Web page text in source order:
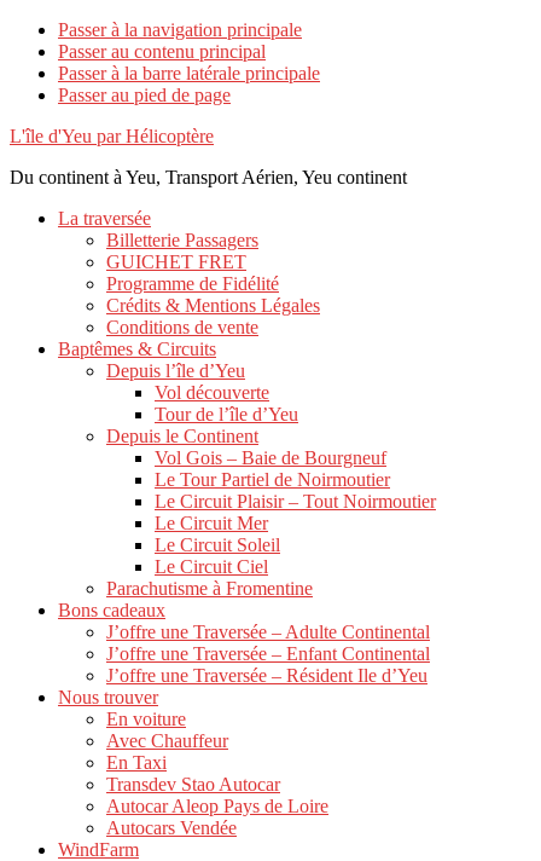
Passer à la navigation principale
Passer au contenu principal
Passer à la barre latérale principale
Passer au pied de page
L'île d'Yeu par Hélicoptère
Du continent à Yeu, Transport Aérien, Yeu continent
La traversée
Billetterie Passagers
GUICHET FRET
Programme de Fidélité
Crédits & Mentions Légales
Conditions de vente
Baptêmes & Circuits
Depuis l’île d’Yeu
Vol découverte
Tour de l’île d’Yeu
Depuis le Continent
Vol Gois – Baie de Bourgneuf
Le Tour Partiel de Noirmoutier
Le Circuit Plaisir – Tout Noirmoutier
Le Circuit Mer
Le Circuit Soleil
Le Circuit Ciel
Parachutisme à Fromentine
Bons cadeaux
J’offre une Traversée – Adulte Continental
J’offre une Traversée – Enfant Continental
J’offre une Traversée – Résident Ile d’Yeu
Nous trouver
En voiture
Avec Chauffeur
En Taxi
Transdev Stao Autocar
Autocar Aleop Pays de Loire
Autocars Vendée
WindFarm